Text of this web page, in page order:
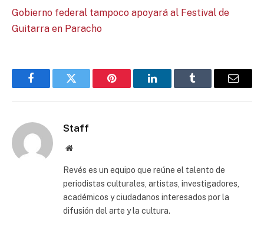
Gobierno federal tampoco apoyará al Festival de
Guitarra en Paracho
FacebookTwitter Pinterest LinkedInTumblr Email
Staff
Website
Revés es un equipo que reúne el talento de
periodistas culturales, artistas, investigadores,
académicos y ciudadanos interesados por la
difusión del arte y la cultura.